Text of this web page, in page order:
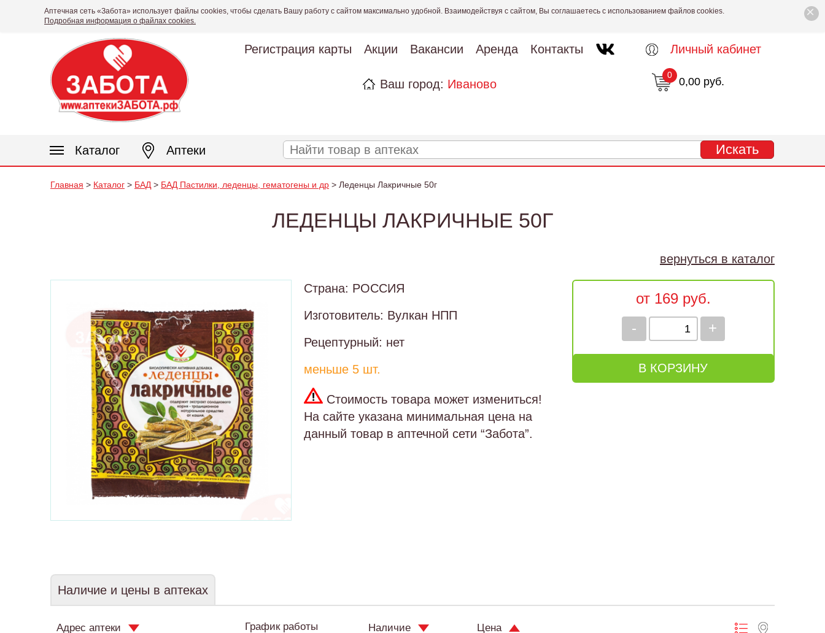
×
Аптечная сеть «Забота» использует файлы cookies, чтобы сделать Вашу работу с сайтом максимально удобной. Взаимодействуя с сайтом, Вы соглашаетесь с использованием файлов cookies.
Подробная информация о файлах cookies.
Регистрация карты Акции Вакансии Аренда Контакты
Ваш город: Иваново
Личный кабинет
0,00 руб.
0
Каталог Аптеки
Главная > Каталог > БАД > БАД Пастилки, леденцы, гематогены и др > Леденцы Лакричные 50г
ЛЕДЕНЦЫ ЛАКРИЧНЫЕ 50Г
вернуться в каталог
Страна: РОССИЯ
Изготовитель: Вулкан НПП
Рецептурный: нет
меньше 5 шт.
Стоимость товара может измениться!
На сайте указана минимальная цена на
данный товар в аптечной сети “Забота”.
от 169 руб.
+
-
В КОРЗИНУ
Наличие и цены в аптеках
Адрес аптеки График работы Наличие Цена